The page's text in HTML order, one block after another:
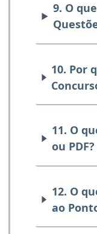
9. O
10. Por
11. O
ou PDF?
12. O
ao